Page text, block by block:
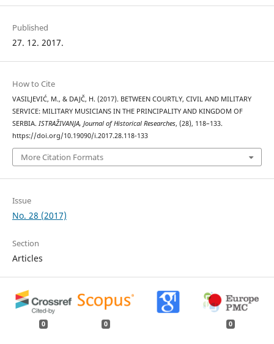
Published
27. 12. 2017.
How to Cite
VASILJEVIĆ, M., & DAJČ, H. (2017). BETWEEN COURTLY, CIVIL AND MILITARY
SERVICE: MILITARY MUSICIANS IN THE PRINCIPALITY AND KINGDOM OF
SERBIA. ISTRAŽIVANJA, Јournal of Historical Researches, (28), 118–133.
https://doi.org/10.19090/i.2017.28.118-133
More Citation Formats
Issue
No. 28 (2017)
Section
Articles
0 0 0